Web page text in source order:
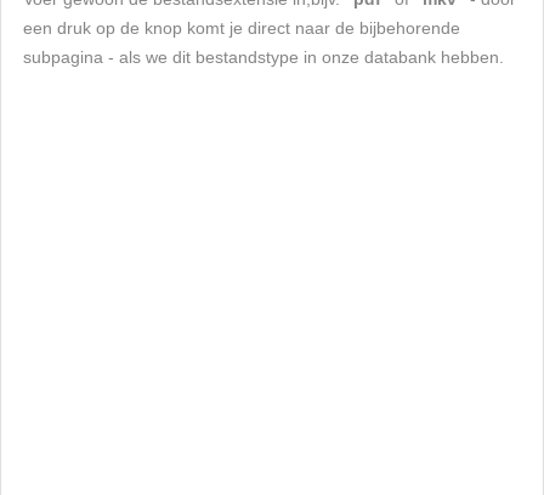
een druk op de knop komt je direct naar de bijbehorende
subpagina - als we dit bestandstype in onze databank hebben.